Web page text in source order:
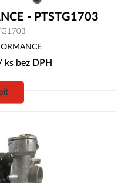
- PTSTG1703
ks bez DPH